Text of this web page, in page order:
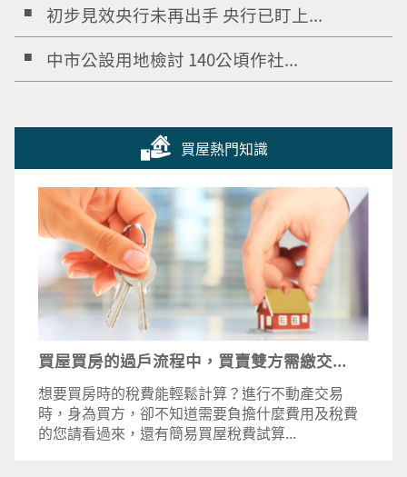
初步見效央行未再出手 央行已盯上...
中市公設用地檢討 140公頃作社...
買屋熱門知識
買屋買房的過戶流程中，買賣雙方需繳交...
想要買房時的稅費能輕鬆計算？進行不動產交易
時，身為買方，卻不知道需要負擔什麼費用及稅費
的您請看過來，還有簡易買屋稅費試算...